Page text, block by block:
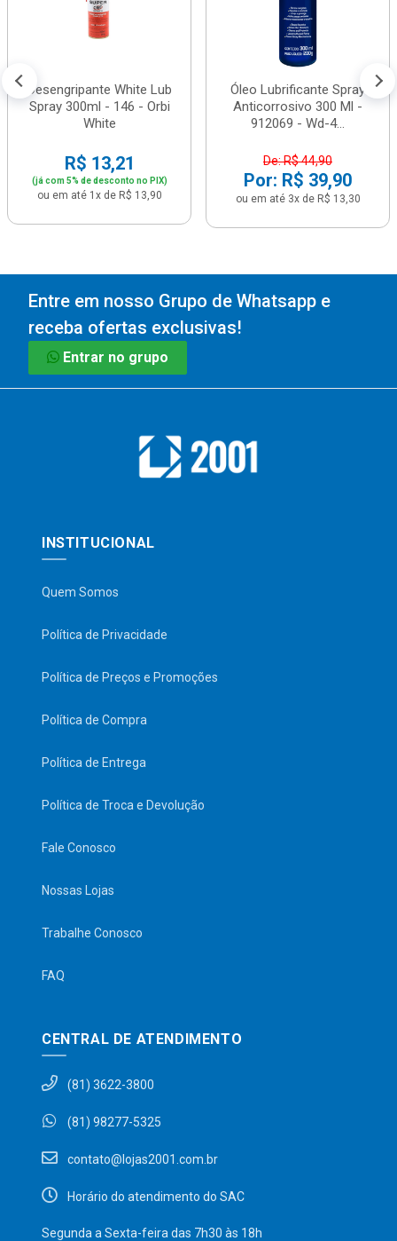
Desengripante White Lub
Spray 300ml - 146 - Orbi
White
R$ 13,21
(já com 5% de desconto no PIX)
ou em até 1x de R$ 13,90
Óleo Lubrificante Spray
Anticorrosivo 300 Ml -
912069 - Wd-4...
De: R$ 44,90
Por: R$ 39,90
ou em até 3x de R$ 13,30
Entre em nosso Grupo de Whatsapp e
receba ofertas exclusivas!
Entrar no grupo
INSTITUCIONAL
Quem Somos
Política de Privacidade
Política de Preços e Promoções
Política de Compra
Política de Entrega
Política de Troca e Devolução
Fale Conosco
Nossas Lojas
Trabalhe Conosco
FAQ
CENTRAL DE ATENDIMENTO
(81) 3622-3800
(81) 98277-5325
contato@lojas2001.com.br
Horário do atendimento do SAC
Segunda a Sexta-feira das 7h30 às 18h